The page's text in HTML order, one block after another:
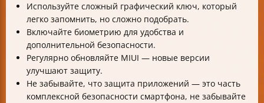
Используйте сложный графический ключ, который
легко запомнить, но сложно подобрать.
Включайте биометрию для удобства и
дополнительной безопасности.
Регулярно обновляйте MIUI — новые версии
улучшают защиту.
Не забывайте, что защита приложений — это часть
комплексной безопасности смартфона, не забывайте